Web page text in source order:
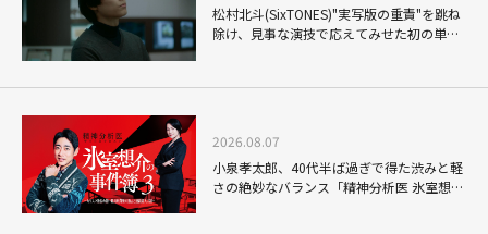
松村北斗(SixTONES)"実写版の重責"を跳ね
除け、見事な演技で応えてみせた初の単独
2026.08.07
小泉孝太郎、40代半ば過ぎで得た渋みと軽
さの絶妙なバランス「精神分析医 氷室想介